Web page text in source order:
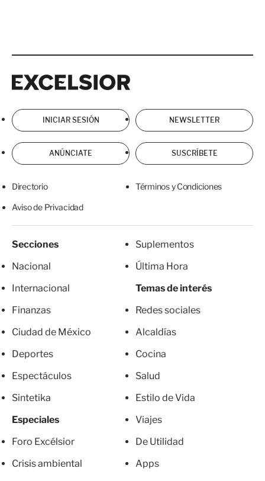
INICIAR SESIÓN NEWSLETTER
ANÚNCIATE SUSCRÍBETE
Directorio Términos y Condiciones
Aviso de Privacidad
Secciones
Nacional
Internacional
Finanzas
Ciudad de México
Deportes
Espectáculos
Sintetika
Especiales
Foro Excélsior
Crisis ambiental
Suplementos
Última Hora
Temas de interés
Redes sociales
Alcaldías
Cocina
Salud
Estilo de Vida
Viajes
De Utilidad
Apps